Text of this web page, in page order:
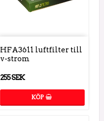
HFA3611 luftfilter till
v-strom
255 SEK
KÖP